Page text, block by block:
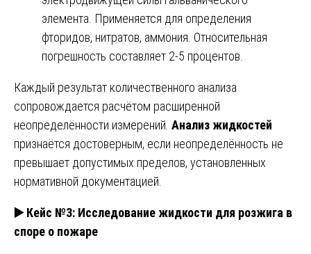
элемента. Применяется для определения
фторидов, нитратов, аммония. Относительная
погрешность составляет 2-5 процентов.
Каждый результат количественного анализа
сопровождается расчётом расширенной
неопределённости измерений. Анализ жидкостей
признаётся достоверным, если неопределённость не
превышает допустимых пределов, установленных
нормативной документацией.
▶️Кейс №3: Исследование жидкости для розжига в
споре о пожаре